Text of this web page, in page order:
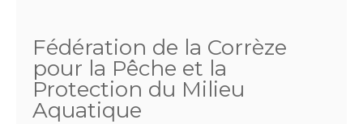
Fédération de la Corrèze
pour la Pêche et la
Protection du Milieu
Aquatique